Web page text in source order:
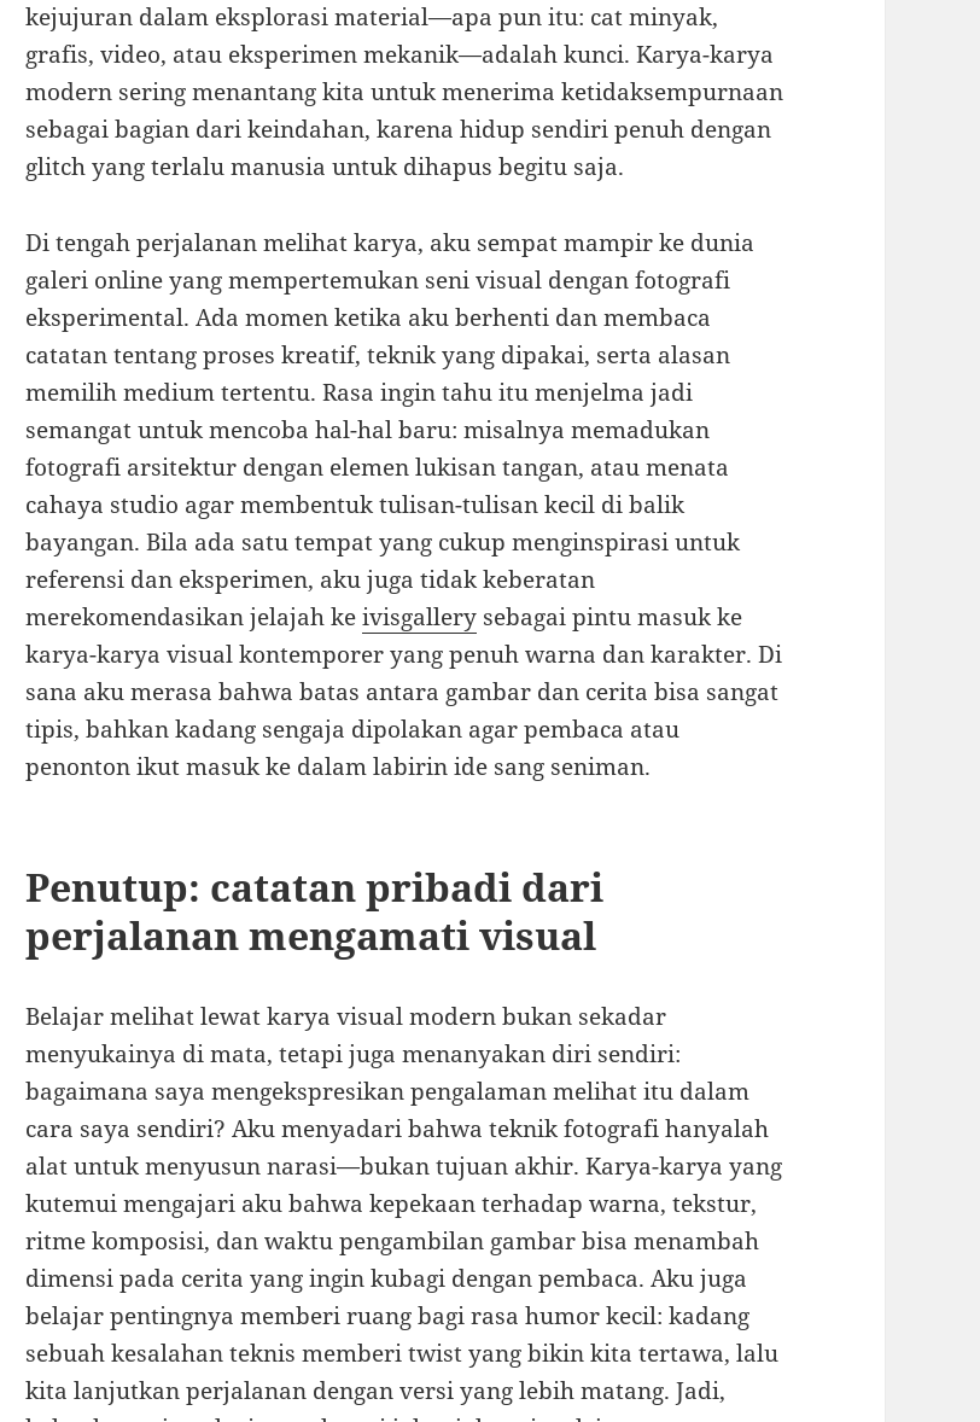
kejujuran dalam eksplorasi material—apa pun itu: cat minyak,
grafis, video, atau eksperimen mekanik—adalah kunci. Karya-karya
modern sering menantang kita untuk menerima ketidaksempurnaan
sebagai bagian dari keindahan, karena hidup sendiri penuh dengan
glitch yang terlalu manusia untuk dihapus begitu saja.
Di tengah perjalanan melihat karya, aku sempat mampir ke dunia
galeri online yang mempertemukan seni visual dengan fotografi
eksperimental. Ada momen ketika aku berhenti dan membaca
catatan tentang proses kreatif, teknik yang dipakai, serta alasan
memilih medium tertentu. Rasa ingin tahu itu menjelma jadi
semangat untuk mencoba hal-hal baru: misalnya memadukan
fotografi arsitektur dengan elemen lukisan tangan, atau menata
cahaya studio agar membentuk tulisan-tulisan kecil di balik
bayangan. Bila ada satu tempat yang cukup menginspirasi untuk
referensi dan eksperimen, aku juga tidak keberatan
merekomendasikan jelajah keivisgallery sebagai pintu masuk ke
karya-karya visual kontemporer yang penuh warna dan karakter. Di
sana aku merasa bahwa batas antara gambar dan cerita bisa sangat
tipis, bahkan kadang sengaja dipolakan agar pembaca atau
penonton ikut masuk ke dalam labirin ide sang seniman.
Penutup: catatan pribadi dari
perjalanan mengamati visual
Belajar melihat lewat karya visual modern bukan sekadar
menyukainya di mata, tetapi juga menanyakan diri sendiri:
bagaimana saya mengekspresikan pengalaman melihat itu dalam
cara saya sendiri? Aku menyadari bahwa teknik fotografi hanyalah
alat untuk menyusun narasi—bukan tujuan akhir. Karya-karya yang
kutemui mengajari aku bahwa kepekaan terhadap warna, tekstur,
ritme komposisi, dan waktu pengambilan gambar bisa menambah
dimensi pada cerita yang ingin kubagi dengan pembaca. Aku juga
belajar pentingnya memberi ruang bagi rasa humor kecil: kadang
sebuah kesalahan teknis memberi twist yang bikin kita tertawa, lalu
kita lanjutkan perjalanan dengan versi yang lebih matang. Jadi,